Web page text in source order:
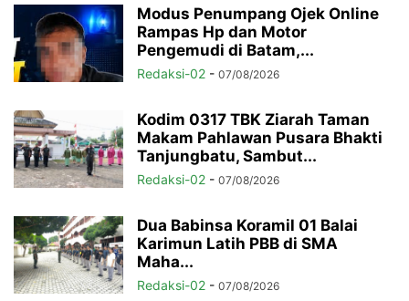
Modus Penumpang Ojek Online
Rampas Hp dan Motor
Pengemudi di Batam,...
Redaksi-02 - 07/08/2026
Kodim 0317 TBK Ziarah Taman
Makam Pahlawan Pusara Bhakti
Tanjungbatu, Sambut...
Redaksi-02 - 07/08/2026
Dua Babinsa Koramil 01 Balai
Karimun Latih PBB di SMA
Maha...
Redaksi-02 - 07/08/2026